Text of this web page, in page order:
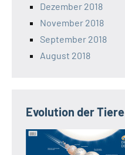
Dezember 2018
November 2018
September 2018
August 2018
Evolution der Tiere